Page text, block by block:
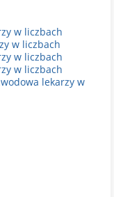
w liczbach
w liczbach
w liczbach
w liczbach
lekarzy w